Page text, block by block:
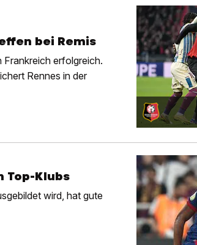
bei Remis
erfolgreich.
Rennes in der
Top-Klubs
wird, hat gute